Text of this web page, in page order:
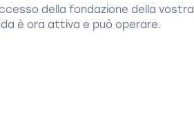
della fondazione della vostra
è ora attiva e può operare.